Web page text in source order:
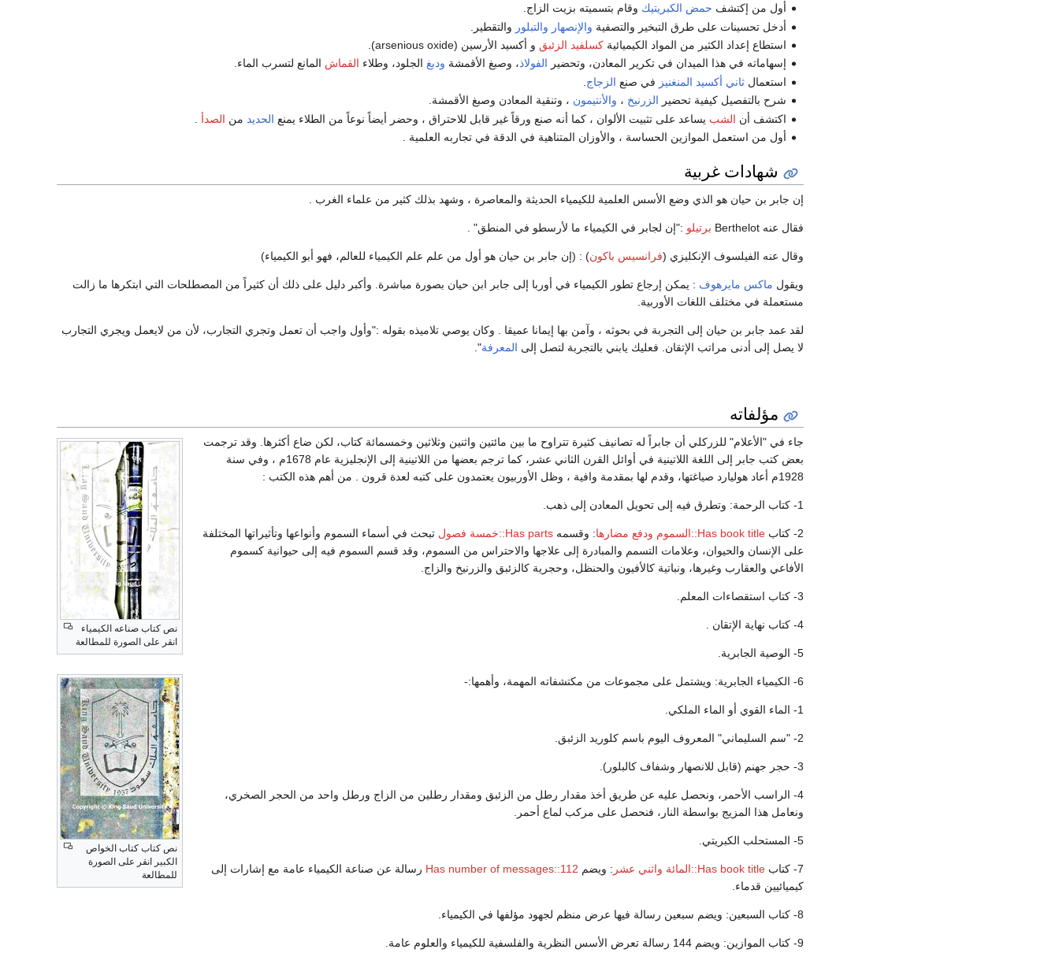
أول من إكتشف حمض الكبريتيك وقام بتسميته بزيت الزاج.
أدخل تحسينات على طرق التبخير والتصفية والإنصهار والتبلور والتقطير.
استطاع إعداد الكثير من المواد الكيميائيةكسلفيد الزئبق و أكسيد الأرسين (arsenious oxide).
إسهاماته في هذا الميدان في تكرير المعادن، وتحضير الفولاذ، وصبغ الأقمشة ودبغ الجلود، وطلاء القماش المانع لتسرب الماء.
استعمالثاني أكسيد المنغنيز في صنع الزجاج
شرح بالتفصيل كيفية تحضير الزرنيخ ، والأنتيمون ، وتنقية المعادن وصبغ الأقمشة.
اكتشف أن الشب يساعد على تثبيت الألوان ، كما أنه صنع ورقاً غير قابل للاحتراق ، وحضر أيضاً نوعاً من الطلاء يمنع الحديد من الصدأ
أول من استعمل الموازين الحساسة ، والأوزان المتناهية في الدقة في تجاربه العلمية .
شهادات غربية
إن جابر بن حيان هو الذي وضع الأسس العلمية للكيمياء الحديثة والمعاصرة ، وشهد بذلك كثير من علماء الغرب .
فقال عنه Berthelot برتيلو :"إن لجابر في الكيمياء ما لأرسطو في المنطق" .
وقال عنه الفيلسوف الإنكليزي (فرانسيس باكون) : (إن جابر بن حيان هو أول من علم علم الكيمياء للعالم، فهو أبو الكيمياء)
ويقول ماكس مايرهوف : يمكن إرجاع تطور الكيمياء في أوربا إلى جابر ابن حيان بصورة مباشرة. وأكبر دليل على ذلك أن كثيراً من المصطلحات التي ابتكرها ما زالت
مستعملة في مختلف اللغات الأوربية.
لقد عمد جابر بن حيان إلى التجربة في بحوثه ، وآمن بها إيمانا عميقا . وكان يوصي تلاميذه بقوله :"وأول واجب أن تعمل وتجري التجارب، لأن من لايعمل ويجري التجارب
لا يصل إلى أدنى مراتب الإتقان. فعليك يابني بالتجربة لتصل إلى المعرفة".
مؤلفاته
نص كتاب صناعه الكيمياء
انقر على الصورة للمطالعة
جاء في "الأعلام" للزركلي أن جابراً له تصانيف كثيرة تتراوح ما بين مائتين واثنين وثلاثين وخمسمائة كتاب، لكن ضاع أكثرها. وقد ترجمت
بعض كتب جابر إلى اللغة اللاتينية في أوائل القرن الثاني عشر، كما ترجم بعضها من اللاتينية إلى الإنجليزية عام 1678م ، وفي سنة
1928م أعاد هوليارد صياغتها، وقدم لها بمقدمة وافية ، وظل الأوربيون يعتمدون على كتبه لعدة قرون . من أهم هذه الكتب :
نص كتاب كتاب الخواص
الكبير انقر على الصورة
للمطالعة
1- كتاب الرحمة: وتطرق فيه إلى تحويل المعادن إلى ذهب.
2- كتاب Has book title::السموم ودفع مضارها : وقسمه Has parts::خمسة فصول
تبحث في أسماء السموم وأنواعها وتأثيراتها المختلفة
على الإنسان والحيوان، وعلامات التسمم والمبادرة إلى علاجها والاحتراس من السموم، وقد قسم السموم فيه إلى حيوانية كسموم
الأفاعي والعقارب وغيرها، ونباتية كالأفيون والحنظل، وحجرية كالزئبق والزرنيخ والزاج.
3- كتاب استقصاءات المعلم.
4- كتاب نهاية الإتقان .
5- الوصية الجابرية.
6- الكيمياء الجابرية: ويشتمل على مجموعات من مكتشفاته المهمة، وأهمها:-
1- الماء القوي أو الماء الملكي.
2- "سم السليماني" المعروف اليوم باسم كلوريد الزئبق.
3- حجر جهنم (قابل للانصهار وشفاف كالبلور).
4- الراسب الأحمر، ونحصل عليه عن طريق أخذ مقدار رطل من الزئبق ومقدار رطلين من الزاج ورطل واحد من الحجر الصخري،
ونعامل هذا المزيج بواسطة النار، فنحصل على مركب لماع أحمر.
5- المستحلب الكبريتي.
7- كتاب Has book title::المائة واثني عشر : ويضم Has number of messages::112 رسالة عن صناعة الكيمياء عامة مع إشارات إلى
كيميائيين قدماء.
8- كتاب السبعين: ويضم سبعين رسالة فيها عرض منظم لجهود مؤلفها في الكيمياء.
9- كتاب الموازين: ويضم 144 رسالة تعرض الأسس النظرية والفلسفية للكيمياء والعلوم عامة.